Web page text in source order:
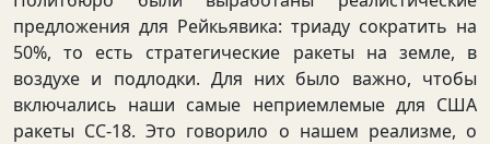
предложения для Рейкьявика: триаду сократить на
50%, то есть стратегические ракеты на земле, в
воздухе и подлодки. Для них было важно, чтобы
включались наши самые неприемлемые для США
ракеты СС-18. Это говорило о нашем реализме, о